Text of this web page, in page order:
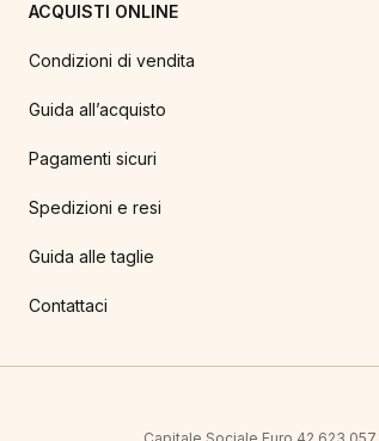
ACQUISTI ONLINE
Condizioni di vendita
Guida all’acquisto
Pagamenti sicuri
Spedizioni e resi
Guida alle taglie
Contattaci